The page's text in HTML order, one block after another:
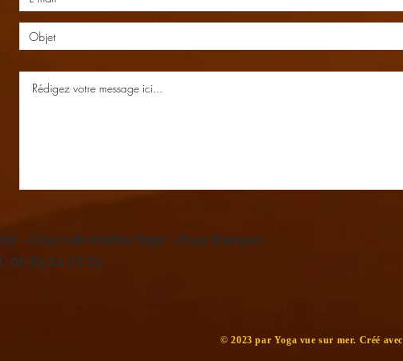
- Cours de Hatha Yoga - Pays Basque
06 83 24 77 75
​© 2023 par Yoga vue sur mer. Créé avec